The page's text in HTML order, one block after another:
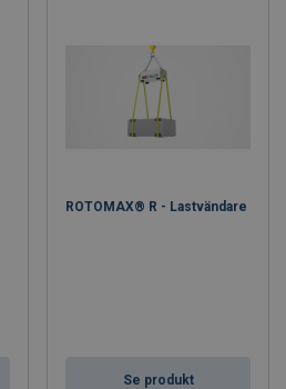
ROTOMAX® R - Lastvändare
Se produkt